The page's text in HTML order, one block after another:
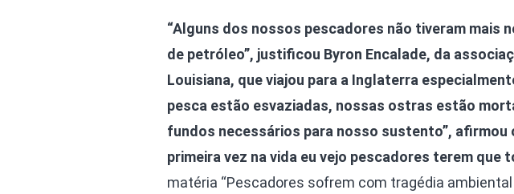
“Alguns dos nossos pescadores não tiveram mais
de petróleo”, justificou Byron Encalade, da
Louisiana, que viajou para a Inglaterra
pesca estão esvaziadas, nossas ostras estão
fundos necessários para nosso sustento”, afirmou
primeira vez na vida eu vejo pescadores terem que
matéria “Pescadores sofrem com tragédia ambiental